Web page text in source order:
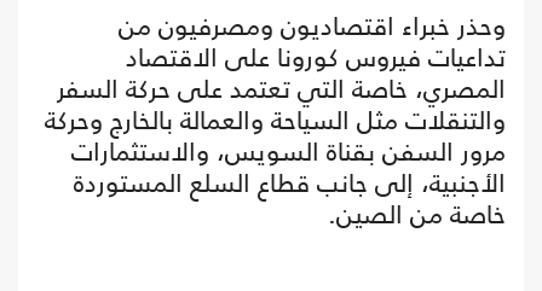
وحذر خبراء اقتصاديون ومصرفيون من
تداعيات فيروس كورونا على الاقتصاد
المصري، خاصة التي تعتمد على حركة السفر
والتنقلات مثل السياحة والعمالة بالخارج وحركة
مرور السفن بقناة السويس، والاستثمارات
الأجنبية، إلى جانب قطاع السلع المستوردة
خاصة من الصين.